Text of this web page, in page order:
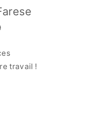
travail !